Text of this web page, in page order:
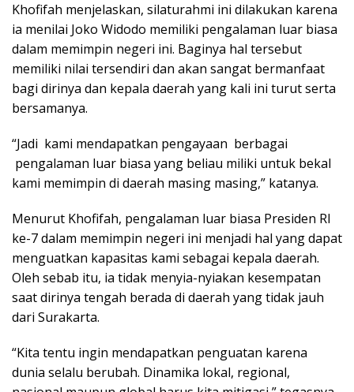
Khofifah menjelaskan, silaturahmi ini dilakukan karena
ia menilai Joko Widodo memiliki pengalaman luar biasa
dalam memimpin negeri ini. Baginya hal tersebut
memiliki nilai tersendiri dan akan sangat bermanfaat
bagi dirinya dan kepala daerah yang kali ini turut serta
bersamanya.
“Jadi kami mendapatkan pengayaan berbagai
pengalaman luar biasa yang beliau miliki untuk bekal
kami memimpin di daerah masing masing,” katanya.
Menurut Khofifah, pengalaman luar biasa Presiden RI
ke-7 dalam memimpin negeri ini menjadi hal yang dapat
menguatkan kapasitas kami sebagai kepala daerah.
Oleh sebab itu, ia tidak menyia-nyiakan kesempatan
saat dirinya tengah berada di daerah yang tidak jauh
dari Surakarta.
“Kita tentu ingin mendapatkan penguatan karena
dunia selalu berubah. Dinamika lokal, regional,